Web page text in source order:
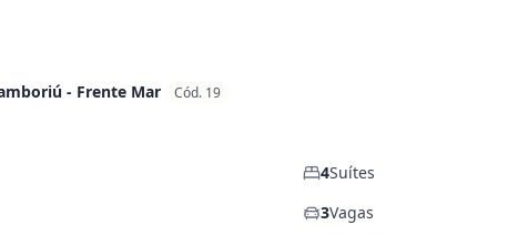
- Frente Mar Cód. 19
4Suítes
3Vagas